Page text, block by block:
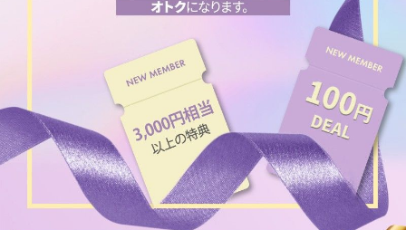
よりどりキット
チョコ
グレー
ブラック
ヘーゼル
グリーン
ピンク
乱視用